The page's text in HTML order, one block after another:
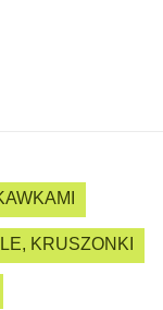
KRUSZONKI